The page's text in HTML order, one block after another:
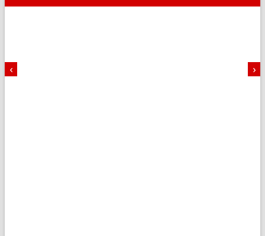
‹ ›